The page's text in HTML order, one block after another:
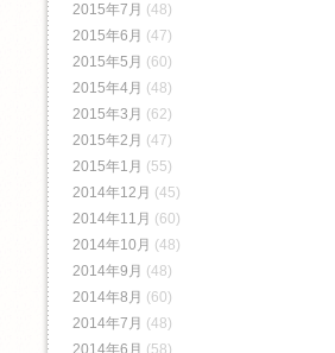
2015年7月 (48)
2015年6月 (47)
2015年5月 (60)
2015年4月 (48)
2015年3月 (62)
2015年2月 (47)
2015年1月 (55)
2014年12月 (45)
2014年11月 (60)
2014年10月 (48)
2014年9月 (48)
2014年8月 (60)
2014年7月 (48)
2014年6月 (58)